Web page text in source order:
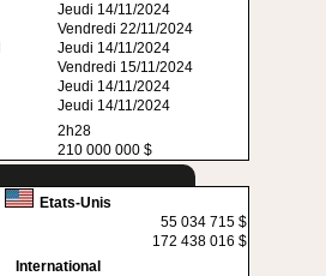
Jeudi 14/11/2024
Vendredi 22/11/2024
Jeudi 14/11/2024
Vendredi 15/11/2024
Jeudi 14/11/2024
Jeudi 14/11/2024
2h28
210 000 000 $
Etats-Unis
55 034 715 $
172 438 016 $
International